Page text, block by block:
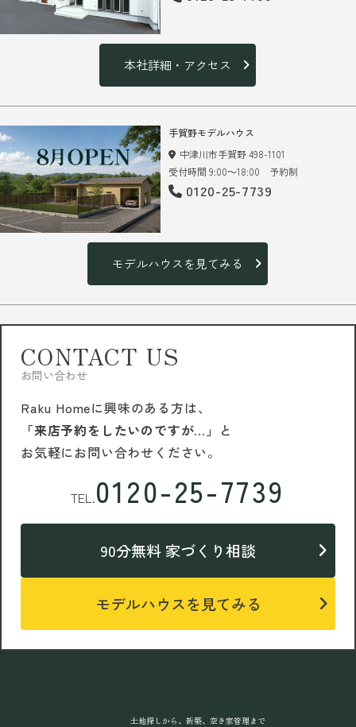
本社詳細・アクセス
手賀野モデルハウス
中津川市手賀野 498-1101
受付時間 9:00～18:00 予約制
0120-25-7739
モデルハウスを見てみる
CONTACT US
お問い合わせ
Raku Homeに興味のある方は、
「来店予約をしたいのですが…」 と
お気軽にお問い合わせください。
TEL.0120-25-7739
90分無料 家づくり相談
モデルハウスを見てみる
土地探しから、新築、空き家管理まで